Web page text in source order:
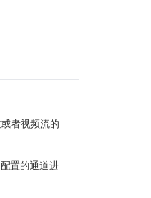
者视频流的
置的通道进